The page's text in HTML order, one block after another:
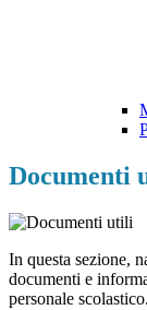
Documenti
In questa sezione,
documenti e
personale scolastico.